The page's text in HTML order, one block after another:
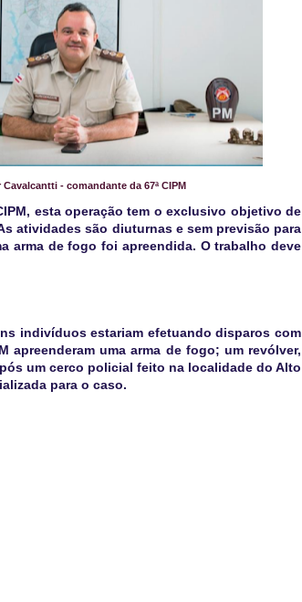
Cavalcantti - comandante da 67ª CIPM
esta operação tem o exclusivo objetivo de
atividades são diuturnas e sem previsão para
arma de fogo foi apreendida. O trabalho deve
indivíduos estariam efetuando disparos com
apreenderam uma arma de fogo; um revólver,
um cerco policial feito na localidade do Alto
para o caso.